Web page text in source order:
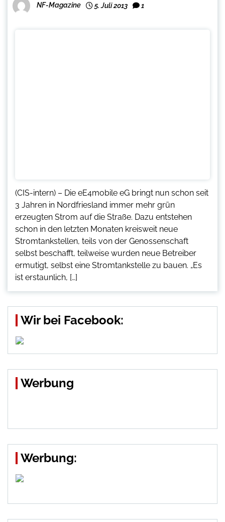
NF-Magazine 5. Juli 2013 1
(CIS-intern) – Die eE4mobile eG bringt nun schon seit
3 Jahren in Nordfriesland immer mehr grün
erzeugten Strom auf die Straße. Dazu entstehen
schon in den letzten Monaten kreisweit neue
Stromtankstellen, teils von der Genossenschaft
selbst beschafft, teilweise wurden neue Betreiber
ermutigt, selbst eine Stromtankstelle zu bauen. „Es
ist erstaunlich, […]
Wir bei Facebook:
Werbung
Werbung: